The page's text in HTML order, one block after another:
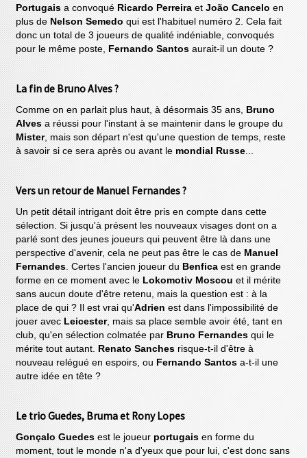
Portugaisa convoqué Ricardo Perreira etJoão Cancelo en
plus deNelson Semedo qui est l'habituel numéro 2. Cela fait
donc un total de 3 joueurs de qualité indéniable, convoqués
pour le même poste,
Fernando Santos aurait-il un doute ?
La fin de Bruno Alves ?
Comme on en parlait plus haut, à désormais 35 ans,
Bruno
Alvesa réussi pour l'instant à se maintenir dans le groupe du
Mister, mais son départ n'est qu'une question de temps, reste
à savoir si ce sera après ou avant le mondial Russe
Vers un retour de Manuel Fernandes ?
Un petit détail intrigant doit être pris en compte dans cette
sélection. Si jusqu'à présent les nouveaux visages dont on a
parlé sont des jeunes joueurs qui peuvent être là dans une
perspective d'avenir, cela ne peut pas être le cas de Manuel
Fernandes . Certes l'ancien joueur du Benficaest en grande
forme en ce moment avec le Lokomotiv Moscou et il mérite
sans aucun doute d'être retenu, mais la question est : à la
place de qui ? Il est vrai qu'Adrien est dans l'impossibilité de
jouer avec Leicester, mais sa place semble avoir été, tant en
club, qu'en sélection colmatée par Bruno Fernandes qui le
mérite tout autant.
Renato Sanchesrisque-t-il d'être à
nouveau relégué en espoirs, ou Fernando Santos a-t-il une
autre idée en tête ?
Le trio Guedes, Bruma et Rony Lopes
Gonçalo Guedes est le joueurportugaisen forme du
moment, tout le monde n'a d'yeux que pour lui, c'est donc sans